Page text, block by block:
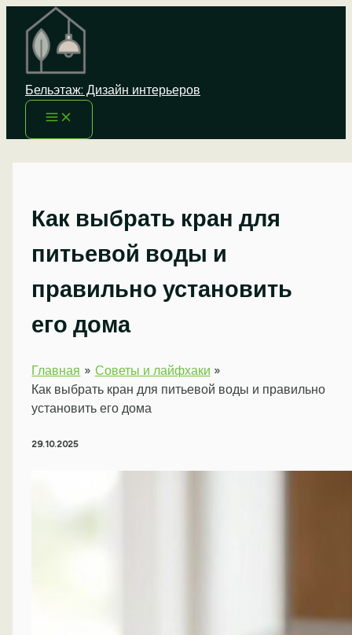
Перейти
содержимому
Бельэтаж: Дизайн интерьеров
Как выбрать кран для
питьевой воды и
правильно установить
его дома
Главная
Советы и лайфхаки
Как выбрать кран для питьевой воды и правильно
установить его дома
29.10.2025